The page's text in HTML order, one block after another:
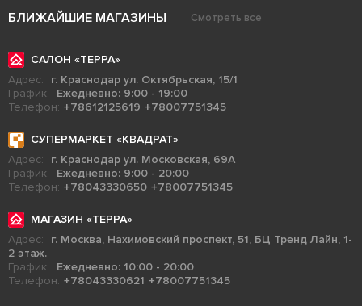
БЛИЖАЙШИЕ МАГАЗИНЫ Смотреть все
САЛОН «ТЕРРА»
Адрес:
г. Краснодар ул. Октябрьская, 15/1
График:
Ежедневно: 9:00 - 19:00
Телефон: +78612125619 +78007751345
СУПЕРМАРКЕТ «КВАДРАТ»
Адрес:
г. Краснодар ул. Московская, 69А
График:
Ежедневно: 9:00 - 20:00
Телефон: +78043330650 +78007751345
МАГАЗИН «ТЕРРА»
Адрес:
г. Москва, Нахимовский проспект, 51, БЦ Тренд Лайн, 1-
2 этаж.
График:
Ежедневно: 10:00 - 20:00
Телефон: +78043330621 +78007751345